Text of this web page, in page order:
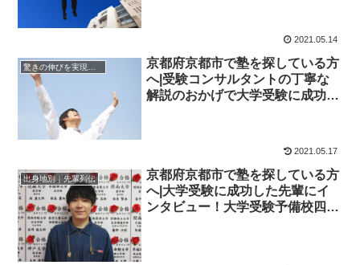
2021.05.14
京都府京都市で塾を探している方
へ|受験コンサルタントの丁寧な
解説のおかげで大学受験に成功し
2021.05.17
出身地別｜先輩列伝
京都府京都市で塾を探している方
へ|大学受験に成功した先輩にイ
ンタビュー！大学受験予備校四谷